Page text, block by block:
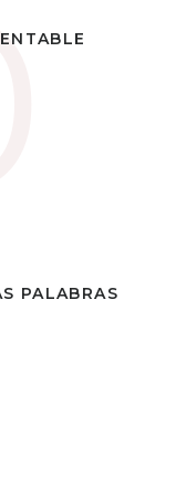
QUE
PALABRAS
DE